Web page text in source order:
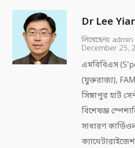
Dr Lee
লিখেছেনঃ admin
December 25,
এমবিবিএস
(যুক্তরাজ্য),
সিঙ্গাপুর হার্ট
বিশেষজ্ঞ
সাধারণ